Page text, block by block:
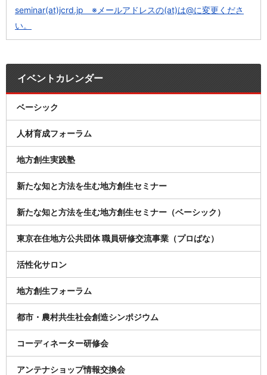
seminar(at)jcrd.jp ※メールアドレスの(at)は@に変更くださ
い。
イベントカレンダー
ベーシック
人材育成フォーラム
地方創生実践塾
新たな知と方法を生む地方創生セミナー
新たな知と方法を生む地方創生セミナー（ベーシック）
東京在住地方公共団体 職員研修交流事業（プロばな）
活性化サロン
地方創生フォーラム
都市・農村共生社会創造シンポジウム
コーディネーター研修会
アンテナショップ情報交換会